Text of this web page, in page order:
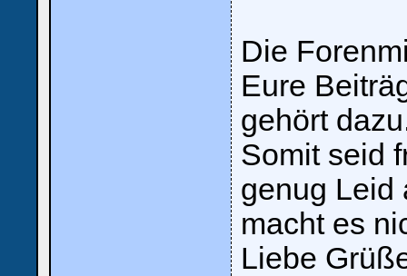
Die
Eure
gehört
Somit seid
genug Leid
macht es
Liebe